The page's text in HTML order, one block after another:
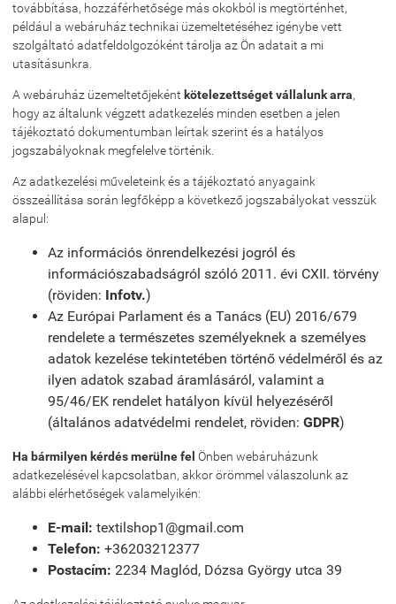
továbbítása, hozzáférhetősége más okokból is megtörténhet,
például a webáruház technikai üzemeltetéséhez igénybe vett
szolgáltató adatfeldolgozóként tárolja az Ön adatait a mi
utasításunkra.
A webáruház üzemeltetőjeként kötelezettséget vállalunk arra,
hogy az általunk végzett adatkezelés minden esetben a jelen
tájékoztató dokumentumban leírtak szerint és a hatályos
jogszabályoknak megfelelve történik.
Az adatkezelési műveleteink és a tájékoztató anyagaink
összeállítása során legfőképp a következő jogszabályokat vesszük
alapul:
Az információs önrendelkezési jogról és
információszabadságról szóló 2011. évi CXII. törvény
(röviden: Infotv.)
Az Európai Parlament és a Tanács (EU) 2016/679
rendelete a természetes személyeknek a személyes
adatok kezelése tekintetében történő védelméről és az
ilyen adatok szabad áramlásáról, valamint a
95/46/EK rendelet hatályon kívül helyezéséről
(általános adatvédelmi rendelet, röviden: GDPR)
Ha bármilyen kérdés merülne fel Önben webáruházunk
adatkezelésével kapcsolatban, akkor örömmel válaszolunk az
alábbi elérhetőségek valamelyikén:
E-mail: textilshop1@gmail.com
Telefon: +36203212377
Postacím: 2234 Maglód, Dózsa György utca 39